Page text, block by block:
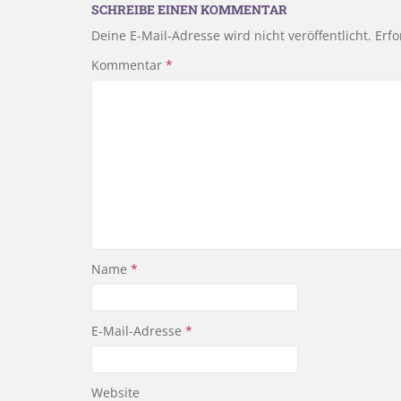
SCHREIBE EINEN KOMMENTAR
Deine E-Mail-Adresse wird nicht veröffentlicht.
Kommentar *
Name *
E-Mail-Adresse *
Website